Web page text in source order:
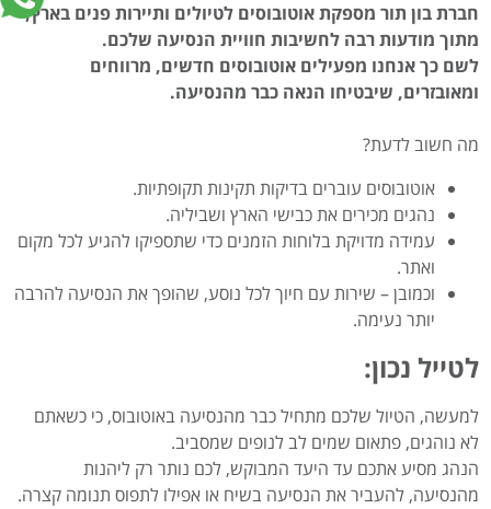
חברת בון תור מספקת אוטובוסים לטיולים ותיירות פנים בארץ,
מתוך מודעות רבה לחשיבות חוויית הנסיעה שלכם.
לשם כך אנחנו מפעילים אוטובוסים חדשים, מרווחים
ומאובזרים, שיבטיחו הנאה כבר מהנסיעה.
מה חשוב לדעת?
אוטובוסים עוברים בדיקות תקינות תקופתיות.
נהגים מכירים את כבישי הארץ ושביליה.
עמידה מדויקת בלוחות הזמנים כדי שתספיקו להגיע לכל מקום
ואתר.
וכמובן – שירות עם חיוך לכל נוסע, שהופך את הנסיעה להרבה
יותר נעימה.
לטייל נכון:
למעשה, הטיול שלכם מתחיל כבר מהנסיעה באוטובוס, כי כשאתם
לא נוהגים, פתאום שמים לב לנופים שמסביב.
הנהג מסיע אתכם עד היעד המבוקש, לכם נותר רק ליהנות
מהנסיעה, להעביר את הנסיעה בשיח או אפילו לתפוס תנומה קצרה.